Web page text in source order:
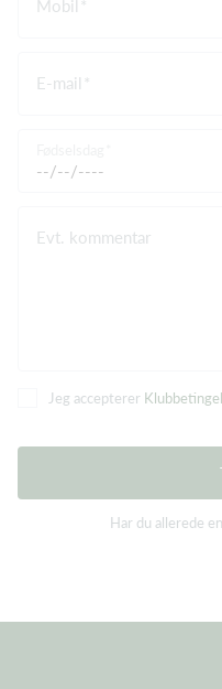
Mobil
E-mail
Evt. kommentar
Jeg accepterer
Har du allerede